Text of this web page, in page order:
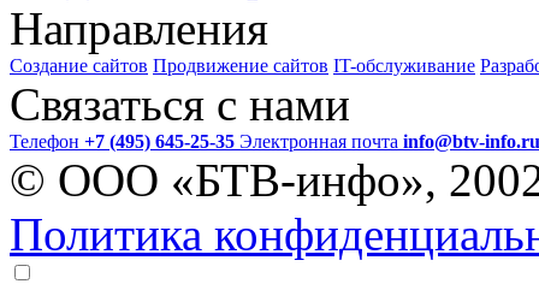
Направления
Создание сайтов Продвижение сайтов IT-обслуживание
Связаться с нами
Телефон +7 (495) 645-25-35 Электронная почта info@btv-info.ru
© ООО «БТВ-инфо»,
Политика